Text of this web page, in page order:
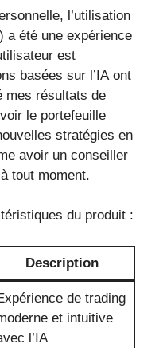
l’utilisation
a été une expérience
est
basées sur l’IA ont
mes résultats de
le portefeuille
stratégies en
avoir un conseiller
tout moment.
du produit :
Description
de trading
et intuitive
l’IA